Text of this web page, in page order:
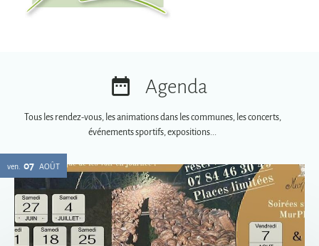
Tous les rendez-vous, les animations dans les communes, les concerts,
Soirées spéciales MurPhy's